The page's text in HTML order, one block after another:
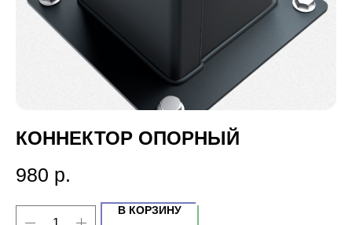
КОННЕКТОР ОПОРНЫЙ
980 р.
В КОРЗИНУ